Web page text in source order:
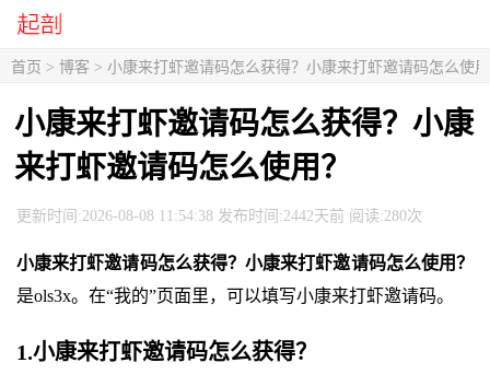
首页 > 博客 > 小康来打虾邀请码怎么获得？小康来打虾邀请码怎么使
小康来打虾邀请码怎么获得？小康
来打虾邀请码怎么使用？
更新时间:2026-08-08 11:54:38 发布时间:2442天前 阅读:280次
小康来打虾邀请码怎么获得？小康来打虾邀请码怎么使用？
是ols3x。在“我的”页面里，可以填写小康来打虾邀请码。
1.小康来打虾邀请码怎么获得？